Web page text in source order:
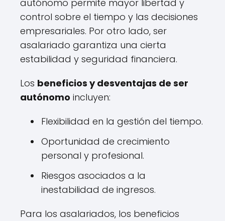
autónomo permite mayor libertad y
control sobre el tiempo y las decisiones
empresariales. Por otro lado, ser
asalariado garantiza una cierta
estabilidad y seguridad financiera.
Los beneficios y desventajas de ser
autónomo incluyen:
Flexibilidad en la gestión del tiempo.
Oportunidad de crecimiento
personal y profesional.
Riesgos asociados a la
inestabilidad de ingresos.
Para los asalariados, los beneficios